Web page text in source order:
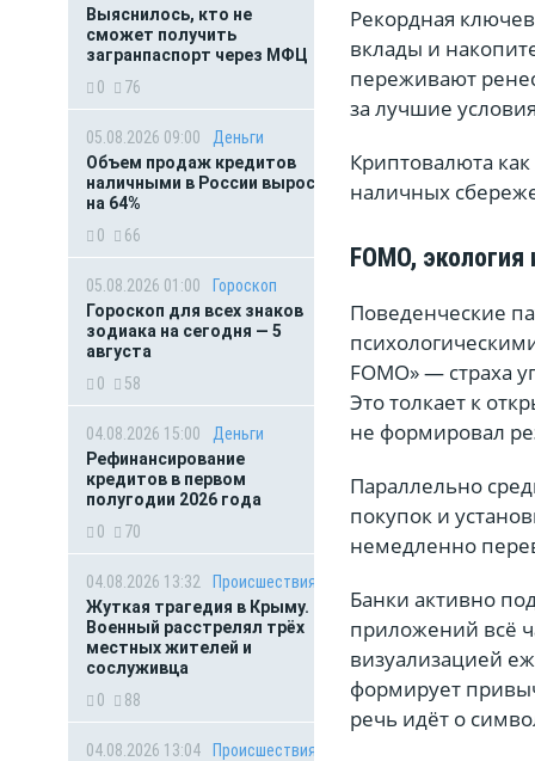
Выяснилось, кто не
сможет получить
загранпаспорт через МФЦ
0
76
05.08.2026 09:00
Деньги
Объем продаж кредитов
наличными в России вырос
на 64%
0
66
05.08.2026 01:00
Гороскоп
Гороскоп для всех знаков
зодиака на сегодня — 5
августа
0
58
04.08.2026 15:00
Деньги
Рефинансирование
кредитов в первом
полугодии 2026 года
0
70
04.08.2026 13:32
Происшествия
Жуткая трагедия в Крыму.
Военный расстрелял трёх
местных жителей и
сослуживца
0
88
04.08.2026 13:04
Происшествия
Рекордная
вклады и
переживают
за лучшие
Криптовалюта
наличных
FOMO,
Поведенческие
FOMO» — страха
Это толкает к
не формировал
Параллельно
покупок и
немедленно
Банки активно
приложений всё
визуализацией
формирует
речь идёт о